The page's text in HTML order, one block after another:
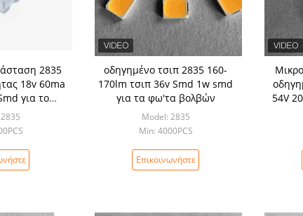
2835
18v 60ma
για το
οδηγημένο τσιπ 2835 160-
170lm τσιπ 36v Smd 1w smd
για τα φω'τα βολβών
Model: 2835
Min: 4000PCS
Επικοινωνήστε
54V